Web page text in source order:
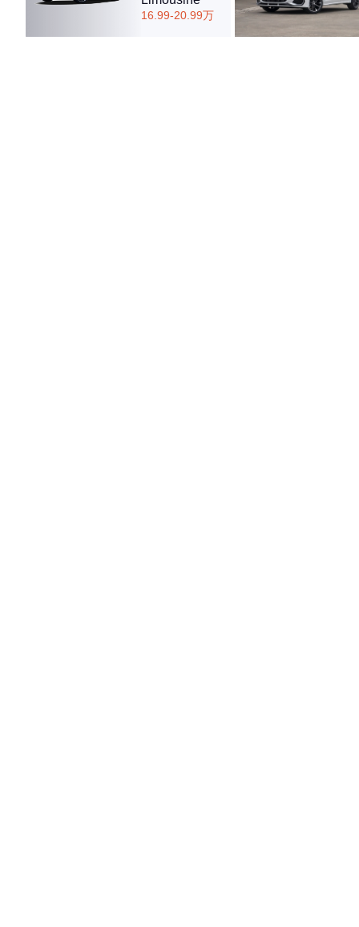
16.99-20.99万